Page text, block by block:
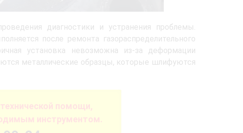
диагностики и устранения проблемы.
после ремонта газораспределительного
установка невозможна из-за деформации
металлические образцы, которые шлифуются
помощи,
инструментом.